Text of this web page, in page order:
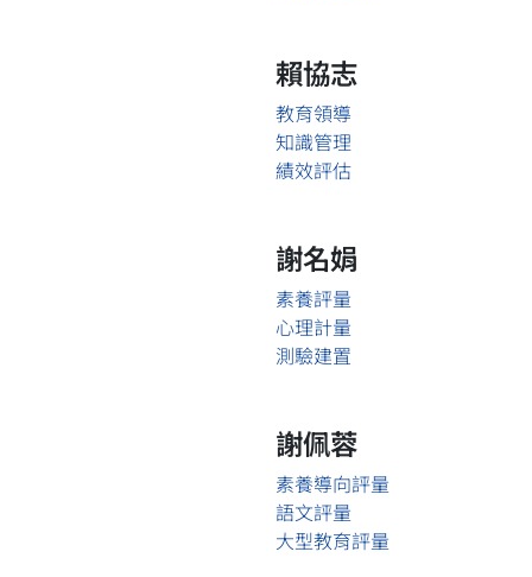
賴協志
教育領導
知識管理
績效評估
謝名娟
素養評量
心理計量
測驗建置
謝佩蓉
素養導向評量
語文評量
大型教育評量